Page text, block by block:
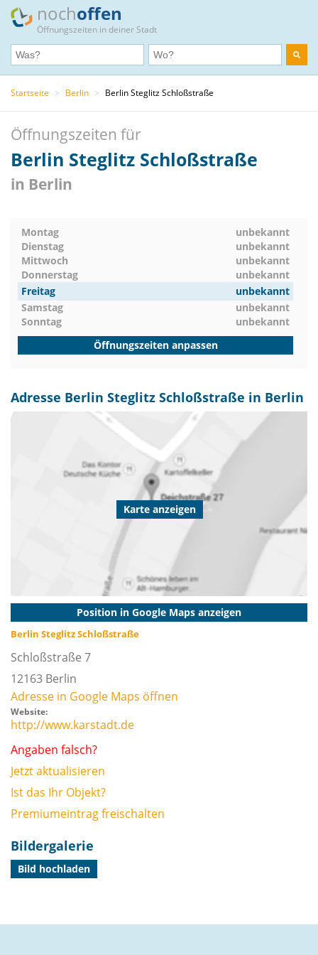
nochoffen
Öffnungszeiten in deiner Stadt
Startseite > Berlin > Berlin Steglitz Schloßstraße
Öffnungszeiten für
Berlin Steglitz Schloßstraße
in Berlin
Montag
unbekannt
Dienstag
unbekannt
Mittwoch
unbekannt
Donnerstag
unbekannt
Freitag
unbekannt
Samstag
unbekannt
Sonntag
unbekannt
Öffnungszeiten anpassen
Adresse Berlin Steglitz Schloßstraße in Berlin
Karte anzeigen
Position in Google Maps anzeigen
Berlin Steglitz Schloßstraße
Schloßstraße 7
12163 Berlin
Adresse in Google Maps öffnen
Website:
http://www.karstadt.de
Angaben falsch?
Jetzt aktualisieren
Ist das Ihr Objekt?
Premiumeintrag freischalten
Bildergalerie
Bild hochladen